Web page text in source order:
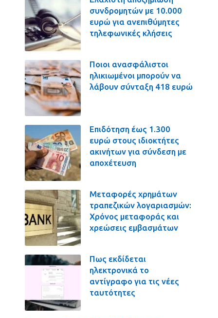
συνδρομητών με 10.000
ευρώ για ανεπιθύμητες
τηλεφωνικές κλήσεις
Ποιοι ανασφάλιστοι
ηλικιωμένοι μπορούν να
λάβουν σύνταξη 418 ευρώ
Επιδότηση έως 1.300
ευρώ στους ιδιοκτήτες
ακινήτων για σύνδεση με
αποχέτευση
Μεταφορές χρημάτων
τραπεζικών λογαριασμών:
Χρόνος μεταφοράς και
χρεώσεις εμβασμάτων
Πως εκδίδεται
ηλεκτρονικά το
αντίγραφο για τις νέες
ταυτότητες